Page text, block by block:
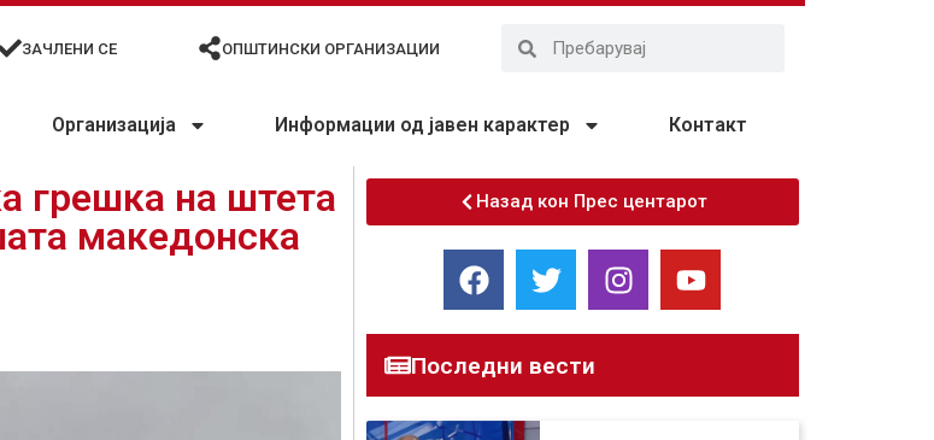
ЗАЧЛЕНИ СЕ ОПШТИНСКИ ОРГАНИЗАЦИИ
Организација Информации од јавен карактер Контакт
грешка на штета
македонска
Назад кон Прес центарот
Последни вести